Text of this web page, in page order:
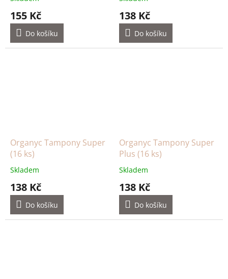
155 Kč
Do košíku
138 Kč
Do košíku
Organyc Tampony Super
(16 ks)
Skladem
138 Kč
Do košíku
Organyc Tampony Super
Plus (16 ks)
Skladem
138 Kč
Do košíku